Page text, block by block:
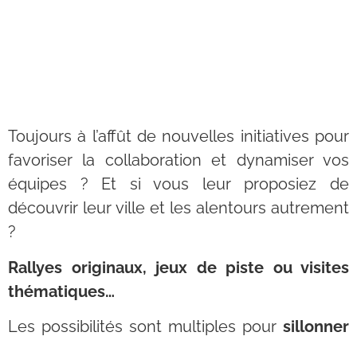
Toujours à l’affût de nouvelles initiatives pour
favoriser la collaboration et dynamiser vos
équipes ? Et si vous leur proposiez de
découvrir leur ville et les alentours autrement
?
Rallyes originaux, jeux de piste ou visites
thématiques…
Les possibilités sont multiples pour sillonner